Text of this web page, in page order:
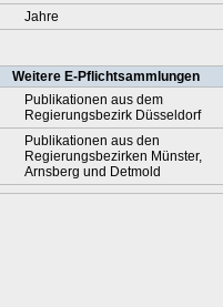
Jahre
Weitere E-Pflichtsammlungen
Publikationen aus dem
Regierungsbezirk Düsseldorf
Publikationen aus den
Regierungsbezirken Münster,
Arnsberg und Detmold